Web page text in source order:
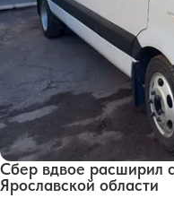
Сбер вдвое расширил
Ярославской области